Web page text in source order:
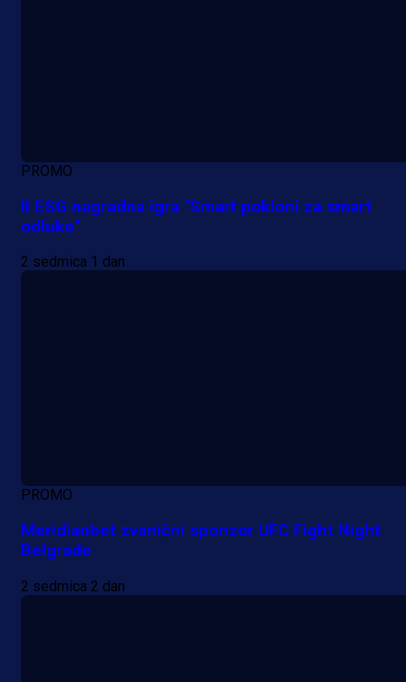
PROMO
II ESG nagradna igra "Smart pokloni za smart
odluke"
2 sedmica 1 dan
PROMO
Meridianbet zvanični sponzor UFC Fight Night
Belgrade
2 sedmica 2 dan